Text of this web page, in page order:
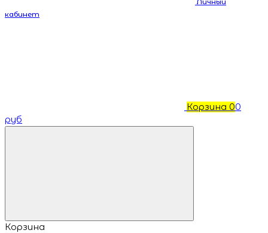
кабинет
Корзина 00
руб
Корзина